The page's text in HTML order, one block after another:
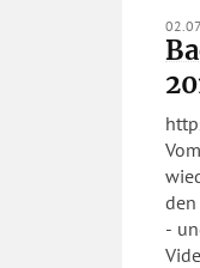
- und